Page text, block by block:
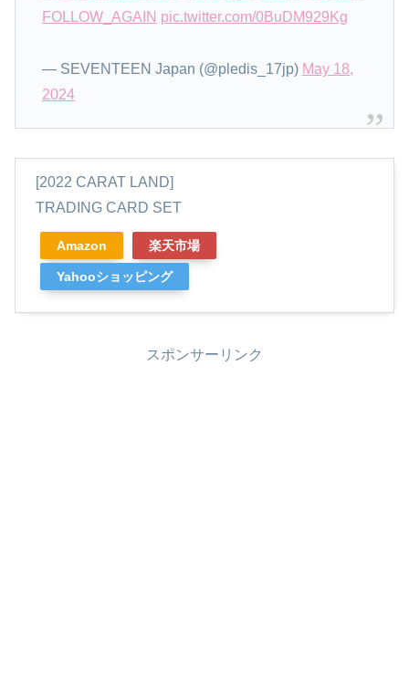
FOLLOW_AGAIN pic.twitter.com/0BuDM929Kg
— SEVENTEEN Japan (@pledis_17jp) May 18,
2024
[2022 CARAT LAND]
TRADING CARD SET
Amazon 楽天市場
Yahooショッピング
スポンサーリンク